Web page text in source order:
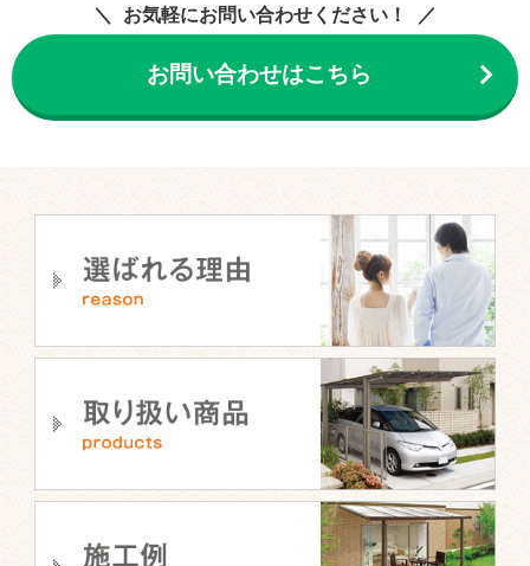
お気軽にお問い合わせください！
お問い合わせはこちら